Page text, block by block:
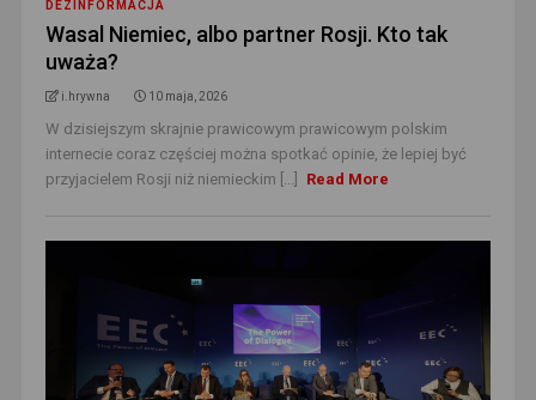
DEZINFORMACJA
Wasal Niemiec, albo partner Rosji. Kto tak
uważa?
i.hrywna 10 maja, 2026
W dzisiejszym skrajnie prawicowym prawicowym polskim
internecie coraz częściej można spotkać opinie, że lepiej być
przyjacielem Rosji niż niemieckim [...]
Read More